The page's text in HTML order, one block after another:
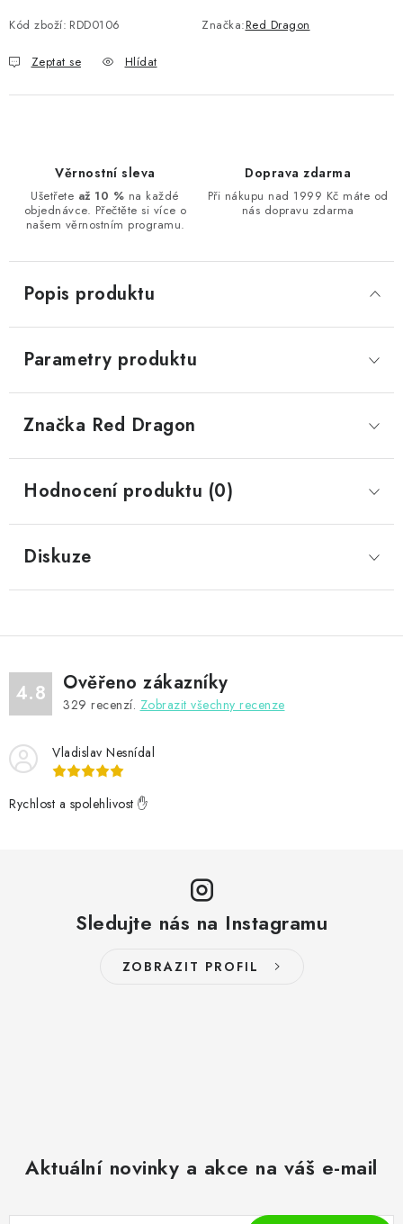
Kód zboží: RDD0106 Značka:Red Dragon
Zeptat se Hlídat
Věrnostní sleva
Ušetřete až 10 % na každé
objednávce. Přečtěte si více o
našem věrnostním programu.
Doprava zdarma
Při nákupu nad 1999 Kč máte od
nás dopravu zdarma
Popis produktu
Parametry produktu
Značka Red Dragon
Hodnocení produktu (0)
Diskuze
4.8 Ověřeno zákazníky
329 recenzí. Zobrazit všechny recenze
Vladislav Nesnídal
Rychlost a spolehlivost ✋
Sledujte nás na Instagramu
ZOBRAZIT PROFIL
Aktuální novinky a akce na váš e-mail